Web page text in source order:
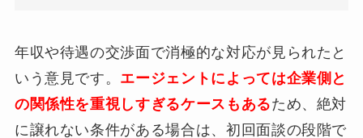
年収や待遇の交渉面で消極的な対応が見られたと
いう意見です。 エージェントによっては企業側と
の関係性を重視しすぎるケースもあるため、絶対
に譲れない条件がある場合は、初回面談の段階で